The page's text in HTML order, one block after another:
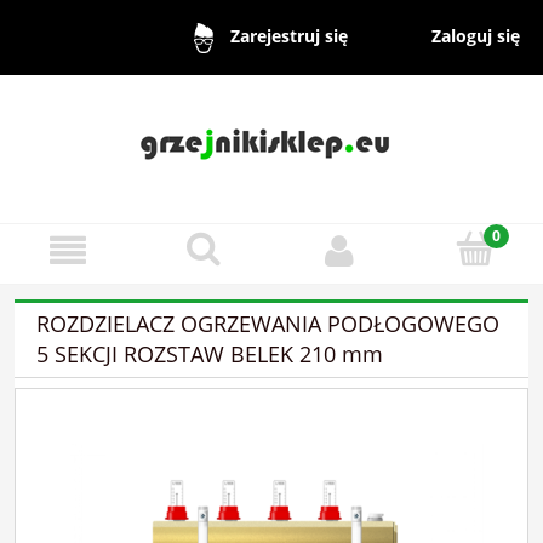
Zarejestruj się Zaloguj się
ROZDZIELACZ OGRZEWANIA PODŁOGOWEGO
5 SEKCJI ROZSTAW BELEK 210 mm